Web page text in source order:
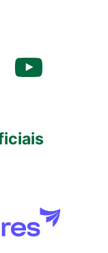
YouTube